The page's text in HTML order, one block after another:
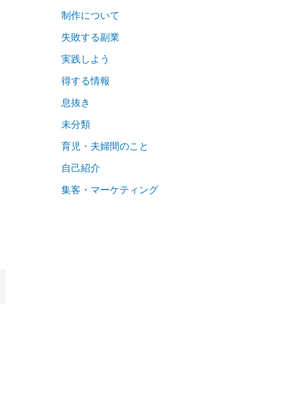
制作について
失敗する副業
実践しよう
得する情報
息抜き
未分類
育児・夫婦間のこと
自己紹介
集客・マーケティング